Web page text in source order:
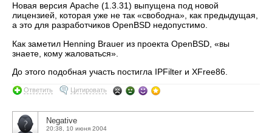
Новая версия Apache (1.3.31) выпущена под новой
лицензией, которая уже не так «свободна», как предыдущая,
а это для разработчиков OpenBSD недопустимо.
Как заметил Henning Brauer из проекта OpenBSD, «вы
знаете, кому жаловаться».
До этого подобная участь постигла IPFilter и XFree86.
Ответить Цитировать
Negative
20:38, 10 июня 2004